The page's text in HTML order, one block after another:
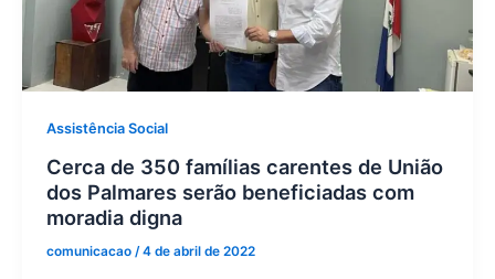
Assistência Social
Cerca de 350 famílias carentes de União
dos Palmares serão beneficiadas com
moradia digna
comunicacao /4 de abril de 2022